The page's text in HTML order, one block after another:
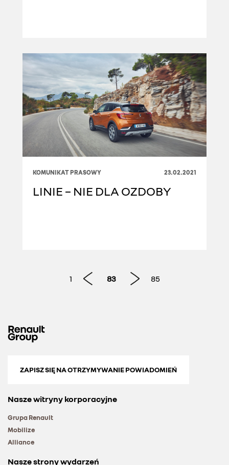
KOMUNIKAT PRASOWY 23.02.2021
LINIE – NIE DLA OZDOBY
1 83 85
ZAPISZ SIĘ NA OTRZYMYWANIE POWIADOMIEŃ
Nasze witryny korporacyjne
Grupa Renault
Mobilize
Alliance
Nasze strony wydarzeń